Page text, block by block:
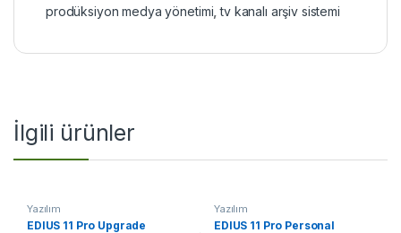
prodüksiyon medya yönetimi ,tv kanalı arşiv sistemi
İlgili ürünler
Yazılım
EDIUS 11 Pro Upgrade
Yazılım
EDIUS 11 Pro Personal